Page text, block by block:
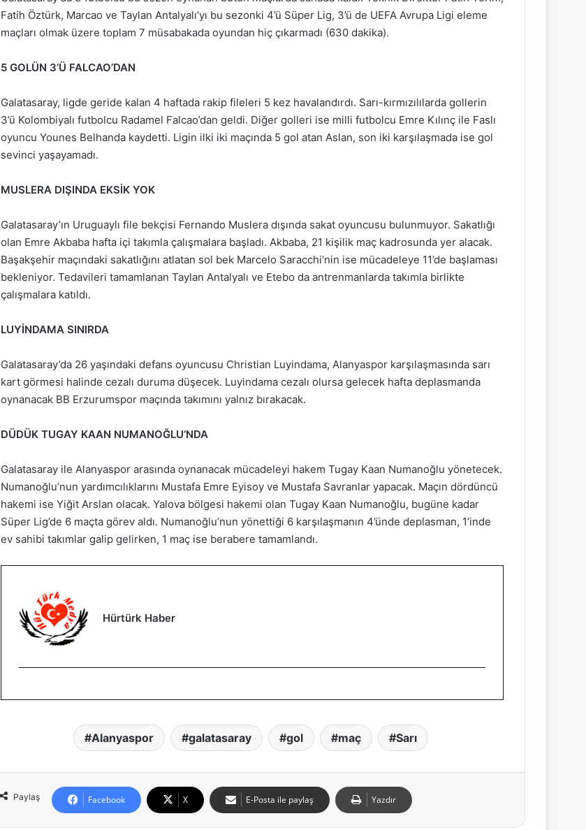
Fatih Öztürk, Marcao ve Taylan Antalyalı’yı bu sezonki 4’ü Süper Lig, 3’ü de UEFA Avrupa Ligi eleme
maçları olmak üzere toplam 7 müsabakada oyundan hiç çıkarmadı (630 dakika).
5 GOLÜN 3’Ü FALCAO’DAN
Galatasaray, ligde geride kalan 4 haftada rakip fileleri 5 kez havalandırdı. Sarı-kırmızılılarda gollerin
3’ü Kolombiyalı futbolcu Radamel Falcao’dan geldi. Diğer golleri ise milli futbolcu Emre Kılınç ile Faslı
oyuncu Younes Belhanda kaydetti. Ligin ilki iki maçında 5 gol atan Aslan, son iki karşılaşmada ise gol
sevinci yaşayamadı.
MUSLERA DIŞINDA EKSİK YOK
Galatasaray’ın Uruguaylı file bekçisi Fernando Muslera dışında sakat oyuncusu bulunmuyor. Sakatlığı
olan Emre Akbaba hafta içi takımla çalışmalara başladı. Akbaba, 21 kişilik maç kadrosunda yer alacak.
Başakşehir maçındaki sakatlığını atlatan sol bek Marcelo Saracchi’nin ise mücadeleye 11’de başlaması
bekleniyor. Tedavileri tamamlanan Taylan Antalyalı ve Etebo da antrenmanlarda takımla birlikte
çalışmalara katıldı.
LUYİNDAMA SINIRDA
Galatasaray’da 26 yaşındaki defans oyuncusu Christian Luyindama, Alanyaspor karşılaşmasında sarı
kart görmesi halinde cezalı duruma düşecek. Luyindama cezalı olursa gelecek hafta deplasmanda
oynanacak BB Erzurumspor maçında takımını yalnız bırakacak.
DÜDÜK TUGAY KAAN NUMANOĞLU’NDA
Galatasaray ile Alanyaspor arasında oynanacak mücadeleyi hakem Tugay Kaan Numanoğlu yönetecek.
Numanoğlu’nun yardımcılıklarını Mustafa Emre Eyisoy ve Mustafa Savranlar yapacak. Maçın dördüncü
hakemi ise Yiğit Arslan olacak. Yalova bölgesi hakemi olan Tugay Kaan Numanoğlu, bugüne kadar
Süper Lig’de 6 maçta görev aldı. Numanoğlu’nun yönettiği 6 karşılaşmanın 4’ünde deplasman, 1’inde
ev sahibi takımlar galip gelirken, 1 maç ise berabere tamamlandı.
Hürtürk Haber
Alanyaspor galatasaray gol maç Sarı
Paylaş Facebook X E-Posta ile paylaş Yazdır